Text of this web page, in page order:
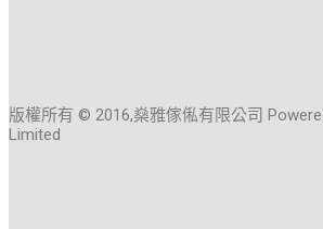
版權所有 © 2016,燊雅傢俬有限公司
Limited